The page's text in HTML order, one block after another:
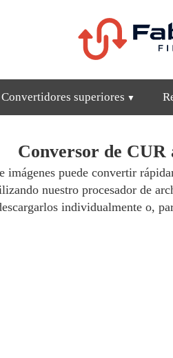
Convertidores superiores
Conversor de
imágenes puede convertir
nuestro procesador de
individualmente o,